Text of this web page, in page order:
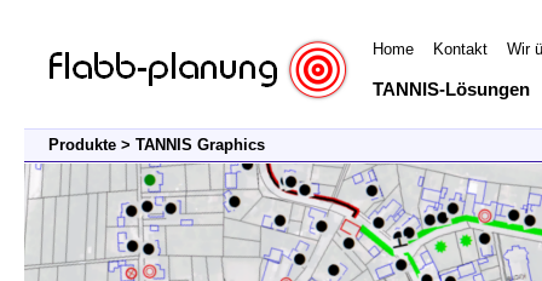
Home Kontakt Wir
TANNIS-Lösungen
Produkte > TANNIS Graphics